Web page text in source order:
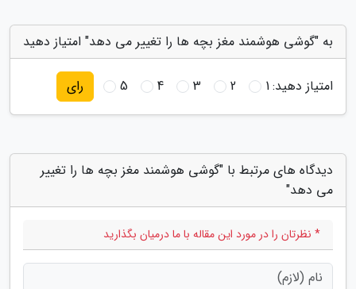
به "گوشی هوشمند مغز بچه ها را تغییر می دهد" امتیاز دهید
امتیاز دهید:1
2
3
4
5 رای
دیدگاه های مرتبط با "گوشی هوشمند مغز بچه ها را تغییر
می دهد"
* نظرتان را در مورد این مقاله با ما درمیان بگذارید